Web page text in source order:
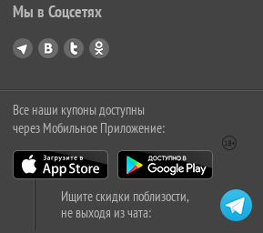
Мы в Соцсетях
Все наши купоны доступны
через Мобильное Приложение:
Ищите скидки поблизости,
не выходя из чата: